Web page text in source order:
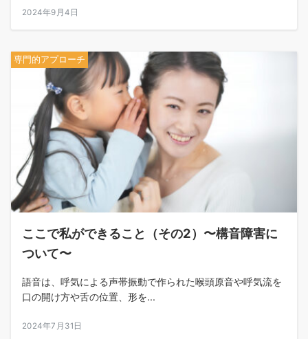
2024年9月4日
専門的アプローチ
ここで私ができること（その2）〜構音障害に
ついて〜
語音は、呼気による声帯振動で作られた喉頭原音や呼気流を
口の開け方や舌の位置、形を...
2024年7月31日